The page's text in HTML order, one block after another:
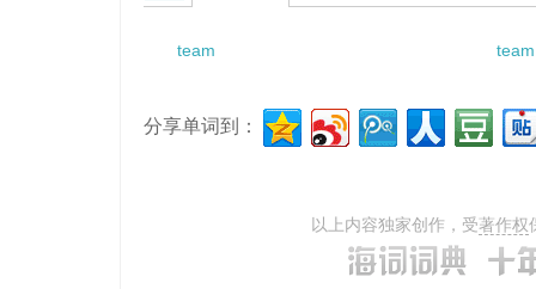
team
分享单词到：
以上内容独家创作，受著作权